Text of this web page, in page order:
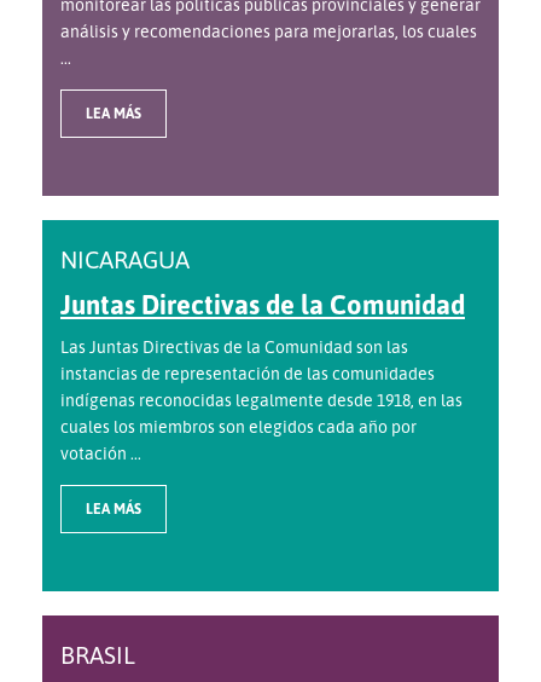
monitorear las políticas públicas provinciales y generar
análisis y recomendaciones para mejorarlas, los cuales
...
LEA MÁS
NICARAGUA
Juntas Directivas de la Comunidad
Las Juntas Directivas de la Comunidad son las
instancias de representación de las comunidades
indígenas reconocidas legalmente desde 1918, en las
cuales los miembros son elegidos cada año por
votación ...
LEA MÁS
BRASIL